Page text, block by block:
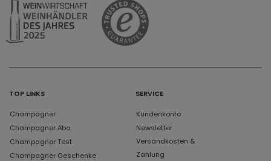
TOP LINKS
Champagner
Champagner Abo
Champagner Test
Champagner Geschenke
SERVICE
Kundenkonto
Newsletter
Versandkosten &
Zahlung